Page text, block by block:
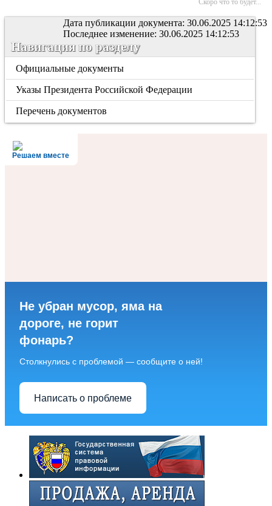
Скоро что то будет...
Дата публикации документа: 30.06.2025 14:12:53
Последнее изменение: 30.06.2025 14:12:53
Навигация по разделу
Официальные документы
Указы Президента Российской Федерации
Перечень документов
Решаем вместе
Не убран мусор, яма на
дороге, не горит
фонарь?
Столкнулись с проблемой — сообщите о ней!
Написать о проблеме